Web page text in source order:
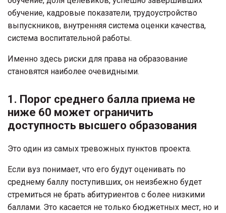
обучение, кадровые показатели, трудоустройство
выпускников, внутренняя система оценки качества,
система воспитательной работы.
Именно здесь риски для права на образование
становятся наиболее очевидными.
1. Порог среднего балла приема не
ниже 60 может ограничить
доступность высшего образования
Это один из самых тревожных пунктов проекта.
Если вуз понимает, что его будут оценивать по
среднему баллу поступивших, он неизбежно будет
стремиться не брать абитуриентов с более низкими
баллами. Это касается не только бюджетных мест, но и